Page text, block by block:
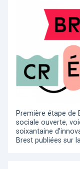
Première étape de
sociale ouverte,
soixantaine
Brest publiées sur